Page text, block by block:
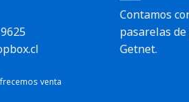
venta
Contamos
pasarelas
Getnet.